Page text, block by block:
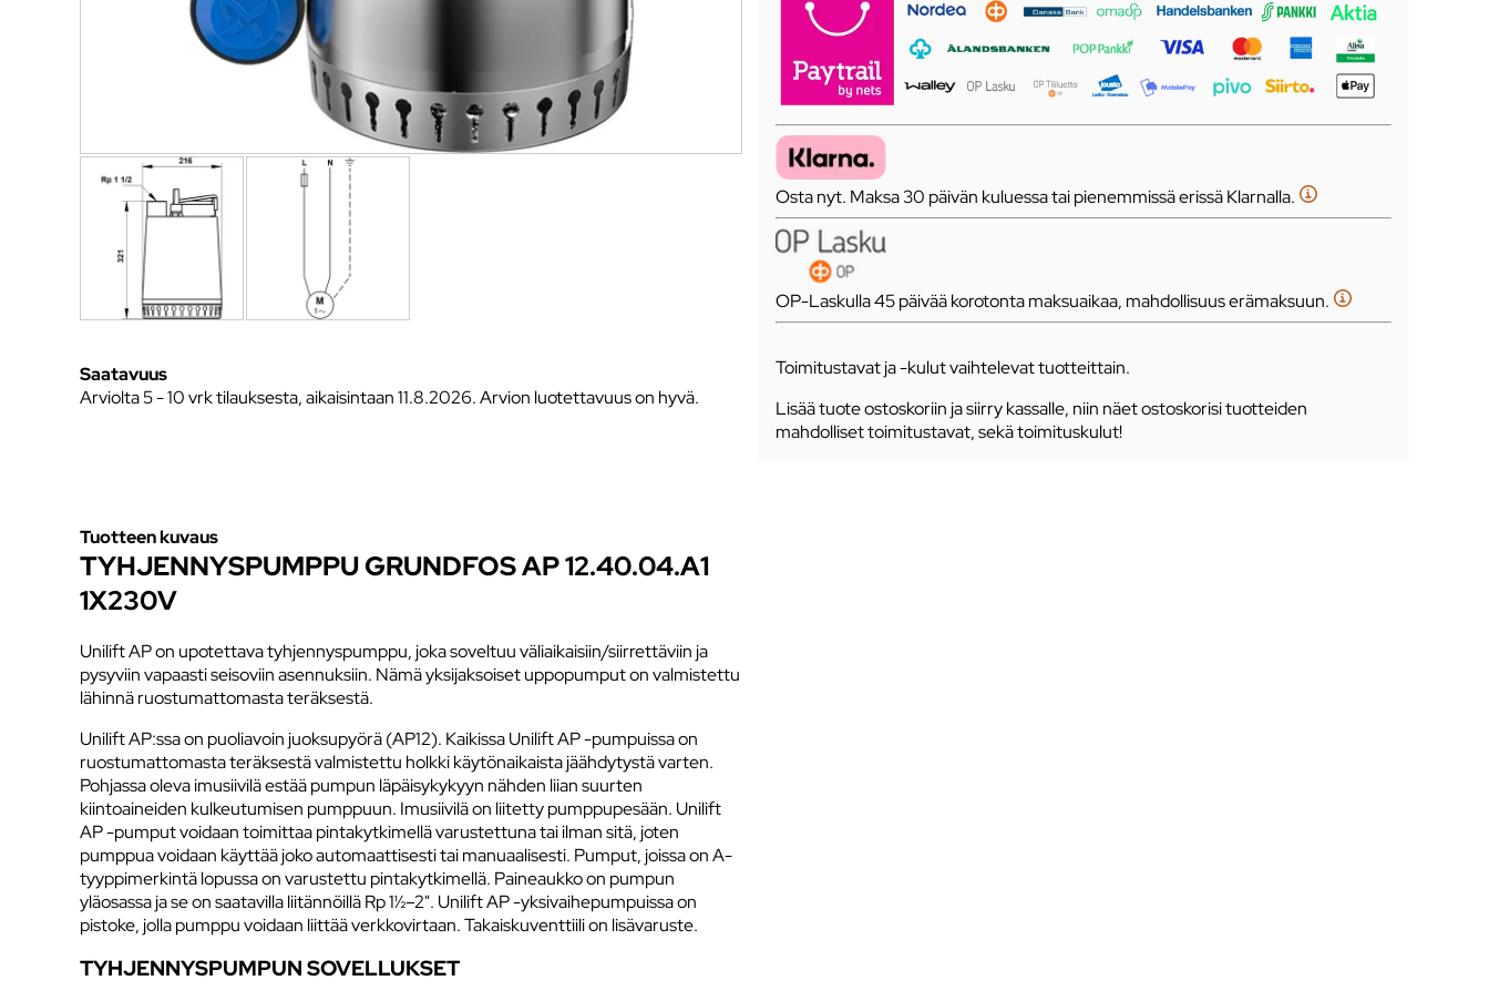
Osta nyt. Maksa 30 päivän kuluessa tai pienemmissä erissä Klarnalla.
OP-Laskulla 45 päivää korotonta maksuaikaa, mahdollisuus erämaksuun.
Toimitustavat ja -kulut vaihtelevat tuotteittain.
Lisää tuote ostoskoriin ja siirry kassalle, niin näet ostoskorisi tuotteiden
mahdolliset toimitustavat, sekä toimituskulut!
Saatavuus
Arviolta5 - 10 vrk tilauksesta, aikaisintaan 11.8.2026.Arvion luotettavuus on hyvä.
Tuotteen kuvaus
TYHJENNYSPUMPPU GRUNDFOS AP 12.40.04.A1
1X230V
Unilift AP on upotettava tyhjennyspumppu, joka soveltuu väliaikaisiin/siirrettäviin ja
pysyviin vapaasti seisoviin asennuksiin. Nämä yksijaksoiset uppopumput on valmistettu
lähinnä ruostumattomasta teräksestä.
Unilift AP:ssa on puoliavoin juoksupyörä (AP12). Kaikissa Unilift AP -pumpuissa on
ruostumattomasta teräksestä valmistettu holkki käytönaikaista jäähdytystä varten.
Pohjassa oleva imusiivilä estää pumpun läpäisykykyyn nähden liian suurten
kiintoaineiden kulkeutumisen pumppuun. Imusiivilä on liitetty pumppupesään. Unilift
AP -pumput voidaan toimittaa pintakytkimellä varustettuna tai ilman sitä, joten
pumppua voidaan käyttää joko automaattisesti tai manuaalisesti. Pumput, joissa on A-
tyyppimerkintä lopussa on varustettu pintakytkimellä. Paineaukko on pumpun
yläosassa ja se on saatavilla liitännöillä Rp 1½–2". Unilift AP -yksivaihepumpuissa on
pistoke, jolla pumppu voidaan liittää verkkovirtaan. Takaiskuventtiili on lisävaruste.
TYHJENNYSPUMPUN SOVELLUKSET